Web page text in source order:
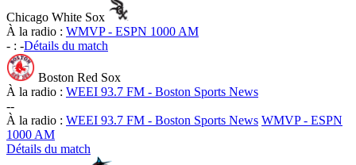
Chicago White Sox
À la radio : WMVP - ESPN 1000 AM
- : -Détails du match
Boston Red Sox
À la radio : WEEI 93.7 FM - Boston Sports News
--
À la radio : WEEI 93.7 FM - Boston Sports News WMVP - ESPN
1000 AM
Détails du match